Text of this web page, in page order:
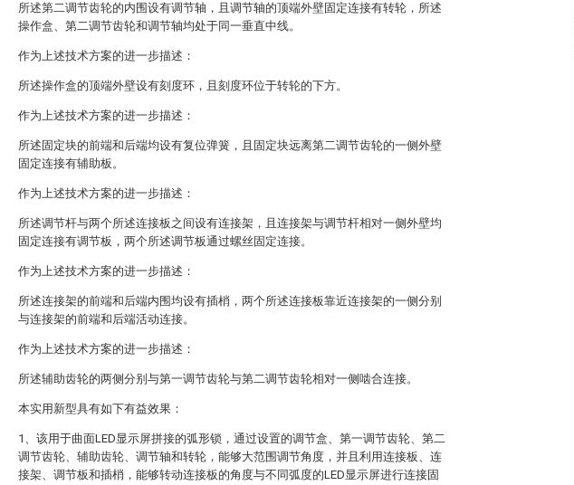
所述第二调节齿轮的内围设有调节轴，且调节轴的顶端外壁固定连接有转轮，所述
操作盒、第二调节齿轮和调节轴均处于同一垂直中线。
作为上述技术方案的进一步描述：
所述操作盒的顶端外壁设有刻度环，且刻度环位于转轮的下方。
作为上述技术方案的进一步描述：
所述固定块的前端和后端均设有复位弹簧，且固定块远离第二调节齿轮的一侧外壁
固定连接有辅助板。
作为上述技术方案的进一步描述：
所述调节杆与两个所述连接板之间设有连接架，且连接架与调节杆相对一侧外壁均
固定连接有调节板，两个所述调节板通过螺丝固定连接。
作为上述技术方案的进一步描述：
所述连接架的前端和后端内围均设有插梢，两个所述连接板靠近连接架的一侧分别
与连接架的前端和后端活动连接。
作为上述技术方案的进一步描述：
所述辅助齿轮的两侧分别与第一调节齿轮与第二调节齿轮相对一侧啮合连接。
本实用新型具有如下有益效果：
1、该用于曲面LED显示屏拼接的弧形锁，通过设置的调节盒、第一调节齿轮、第二
调节齿轮、辅助齿轮、调节轴和转轮，能够大范围调节角度，并且利用连接板、连
接架、调节板和插梢，能够转动连接板的角度与不同弧度的LED显示屏进行连接固